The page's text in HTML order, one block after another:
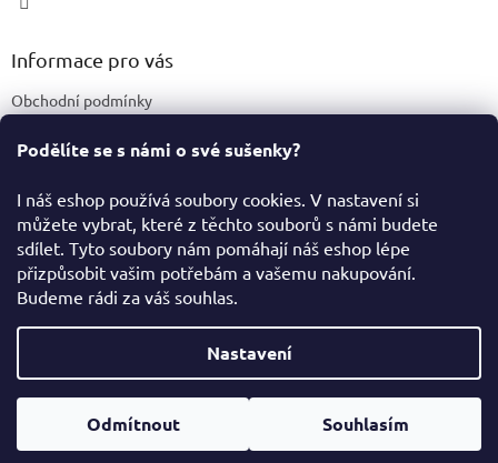
Podělíte se s námi o své sušenky?
I náš eshop používá soubory cookies. V nastavení si
můžete vybrat, které z těchto souborů s námi budete
sdílet. Tyto soubory nám pomáhají náš eshop lépe
přizpůsobit vašim potřebám a vašemu nakupování.
Budeme rádi za váš souhlas.
Nastavení
Odmítnout Souhlasím
Informace pro vás
Obchodní podmínky
Certifikace a označení produktů
Facebook
Copyright 2026Destiny Pet Shop. Všechna práva vyhrazena.
Upravit nastavení cookies